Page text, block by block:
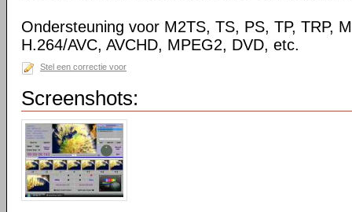
Ondersteuning voor M2TS, TS, PS, TP, TRP,
H.264/AVC, AVCHD, MPEG2, DVD, etc.
Stel een correctie voor
Screenshots: